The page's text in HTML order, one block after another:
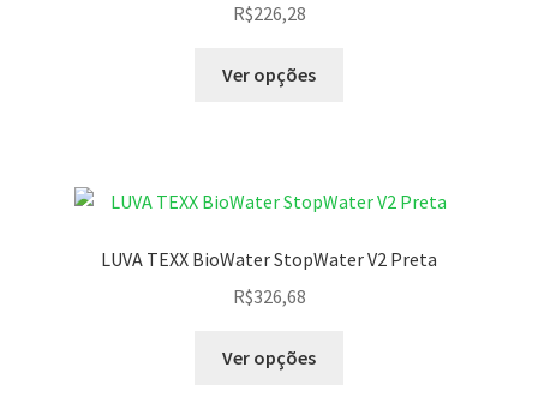
R$226,28
Ver opções
LUVA TEXX BioWater StopWater V2 Preta
R$326,68
Ver opções